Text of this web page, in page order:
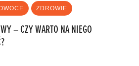
ZDROWIE
– CZY WARTO NA NIEGO